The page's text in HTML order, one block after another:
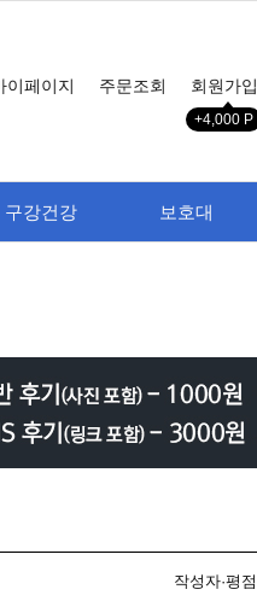
회원가입
+4,000 P
주문조회
이페이지
구강건강 보호대
작성자·평점